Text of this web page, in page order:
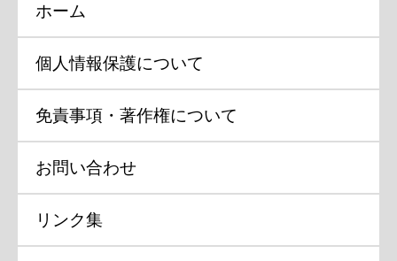
ホーム
個人情報保護について
免責事項・著作権について
お問い合わせ
リンク集